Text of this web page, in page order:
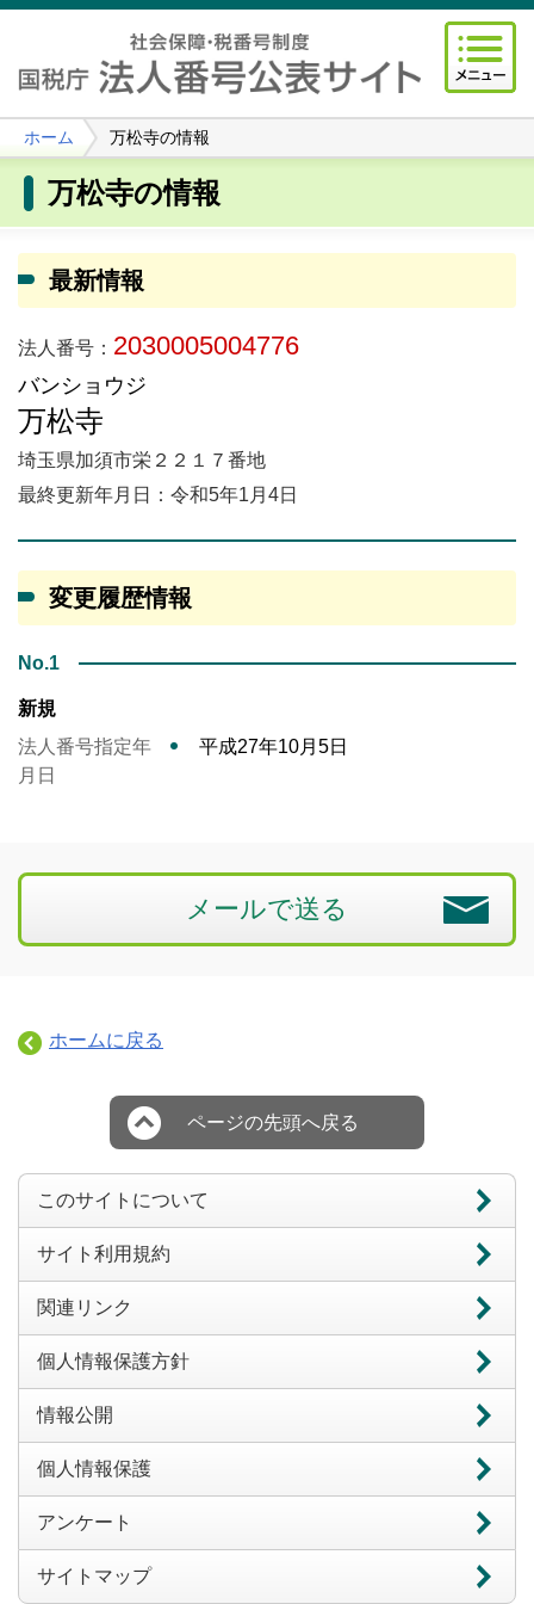
ホーム 万松寺の情報
万松寺の情報
最新情報
法人番号： 2030005004776
バンショウジ
万松寺
埼玉県加須市栄２２１７番地
最終更新年月日：令和5年1月4日
変更履歴情報
No.1
新規
法人番号指定年
月日
平成27年10月5日
メールで送る
ホームに戻る
ページの先頭へ戻る
このサイトについて
サイト利用規約
関連リンク
個人情報保護方針
情報公開
個人情報保護
アンケート
サイトマップ